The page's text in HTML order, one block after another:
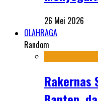
26 Mei 2026
OLAHRAGA
Random
Rakernas